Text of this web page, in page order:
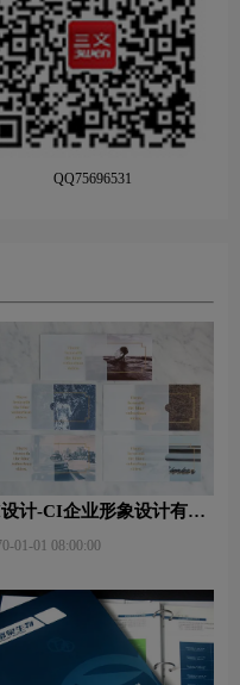
QQ75696531
计-CI企业形象设计有什
01-01 08:00:00